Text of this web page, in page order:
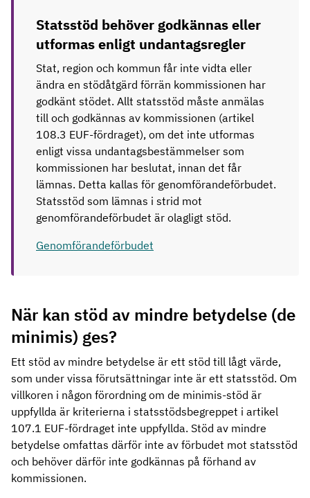
Statsstöd behöver godkännas eller
utformas enligt undantagsregler
Stat, region och kommun får inte vidta eller
ändra en stödåtgärd förrän kommissionen har
godkänt stödet. Allt statsstöd måste anmälas
till och godkännas av kommissionen (artikel
108.3 EUF-fördraget), om det inte utformas
enligt vissa undantagsbestämmelser som
kommissionen har beslutat, innan det får
lämnas. Detta kallas för genomförandeförbudet.
Statsstöd som lämnas i strid mot
genomförandeförbudet är olagligt stöd.
Genomförandeförbudet
När kan stöd av mindre betydelse (de
minimis) ges?
Ett stöd av mindre betydelse är ett stöd till lågt värde,
som under vissa förutsättningar inte är ett statsstöd. Om
villkoren i någon förordning om de minimis-stöd är
uppfyllda är kriterierna i statsstödsbegreppet i artikel
107.1 EUF-fördraget inte uppfyllda. Stöd av mindre
betydelse omfattas därför inte av förbudet mot statsstöd
och behöver därför inte godkännas på förhand av
kommissionen.